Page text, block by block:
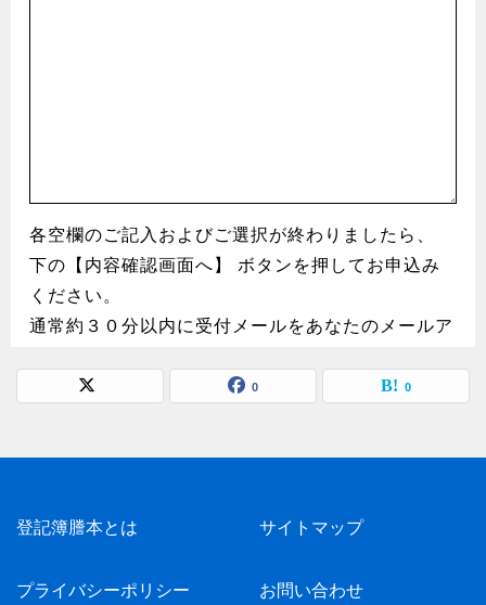
0 0
登記簿謄本とは サイトマップ
プライバシーポリシー お問い合わせ